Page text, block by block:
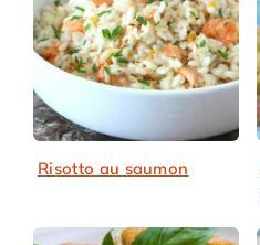
Risotto au saumon